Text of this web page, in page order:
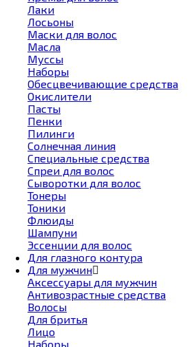
Лаки
Лосьоны
Маски для волос
Масла
Муссы
Наборы
Обесцвечивающие средства
Окислители
Пасты
Пенки
Пилинги
Солнечная линия
Специальные средства
Спреи для волос
Сыворотки для волос
Тонеры
Тоники
Флюиды
Шампуни
Эссенции для волос
Для глазного контура
Для мужчин
Аксессуары для мужчин
Антивозрастные средства
Волосы
Для бритья
Лицо
Наборы